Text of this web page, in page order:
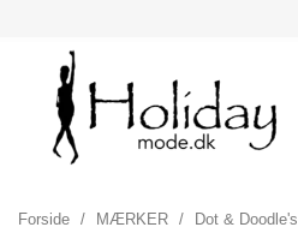
Forside MÆRKER Dot & Doodle's